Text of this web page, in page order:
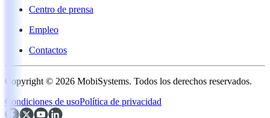
Centro de prensa
Empleo
Contactos
Copyright © 2026 MobiSystems. Todos los derechos reservados.
Condiciones de usoPolítica de privacidad